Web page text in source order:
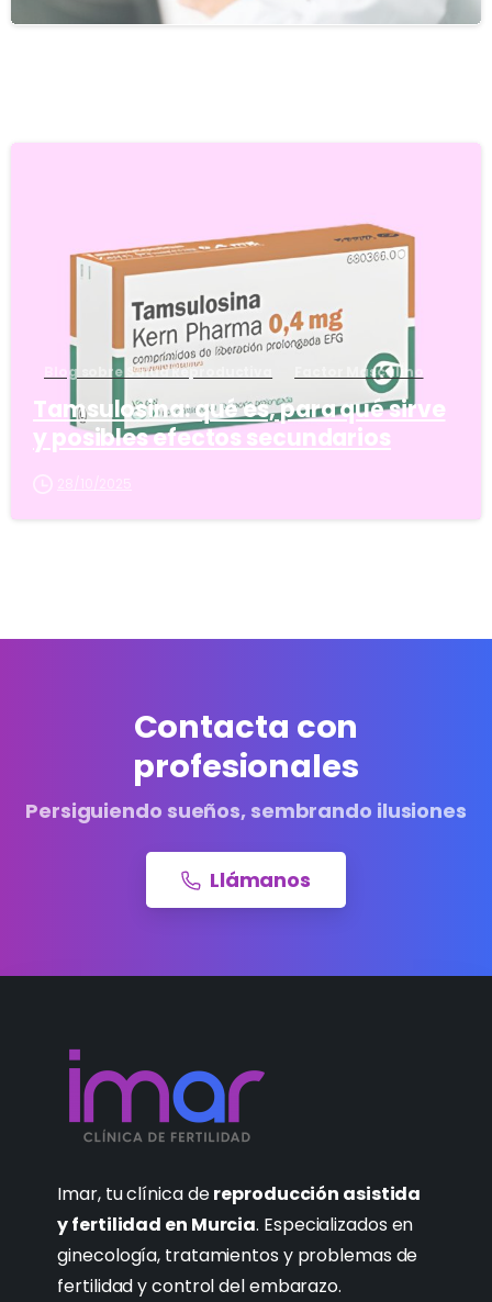
Blog sobre Salud Reproductiva Factor Masculino
Tamsulosina: qué es, para qué sirve
y posibles efectos secundarios
28/10/2025
Contacta con
profesionales
Persiguiendo sueños, sembrando ilusiones
Llámanos
Imar, tu clínica dereproducción asistida
y fertilidad en Murcia. Especializados en
ginecología, tratamientos y problemas de
fertilidad y control del embarazo.